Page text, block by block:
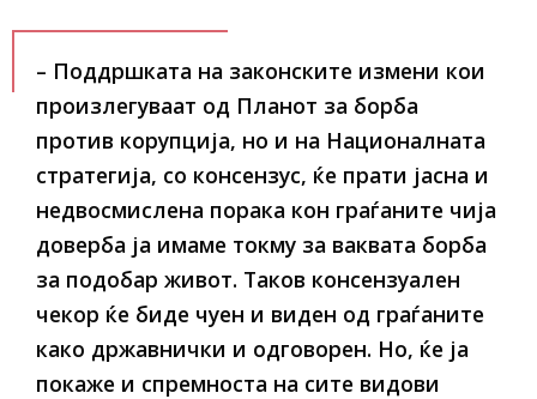
– Поддршката на законските измени кои
произлегуваат од Планот за борба
против корупција, но и на Националната
стратегија, со консензус, ќе прати јасна и
недвосмислена порака кон граѓаните чија
доверба ја имаме токму за ваквата борба
за подобар живот. Таков консензуален
чекор ќе биде чуен и виден од граѓаните
како државнички и одговорен. Но, ќе ја
покаже и спремноста на сите видови